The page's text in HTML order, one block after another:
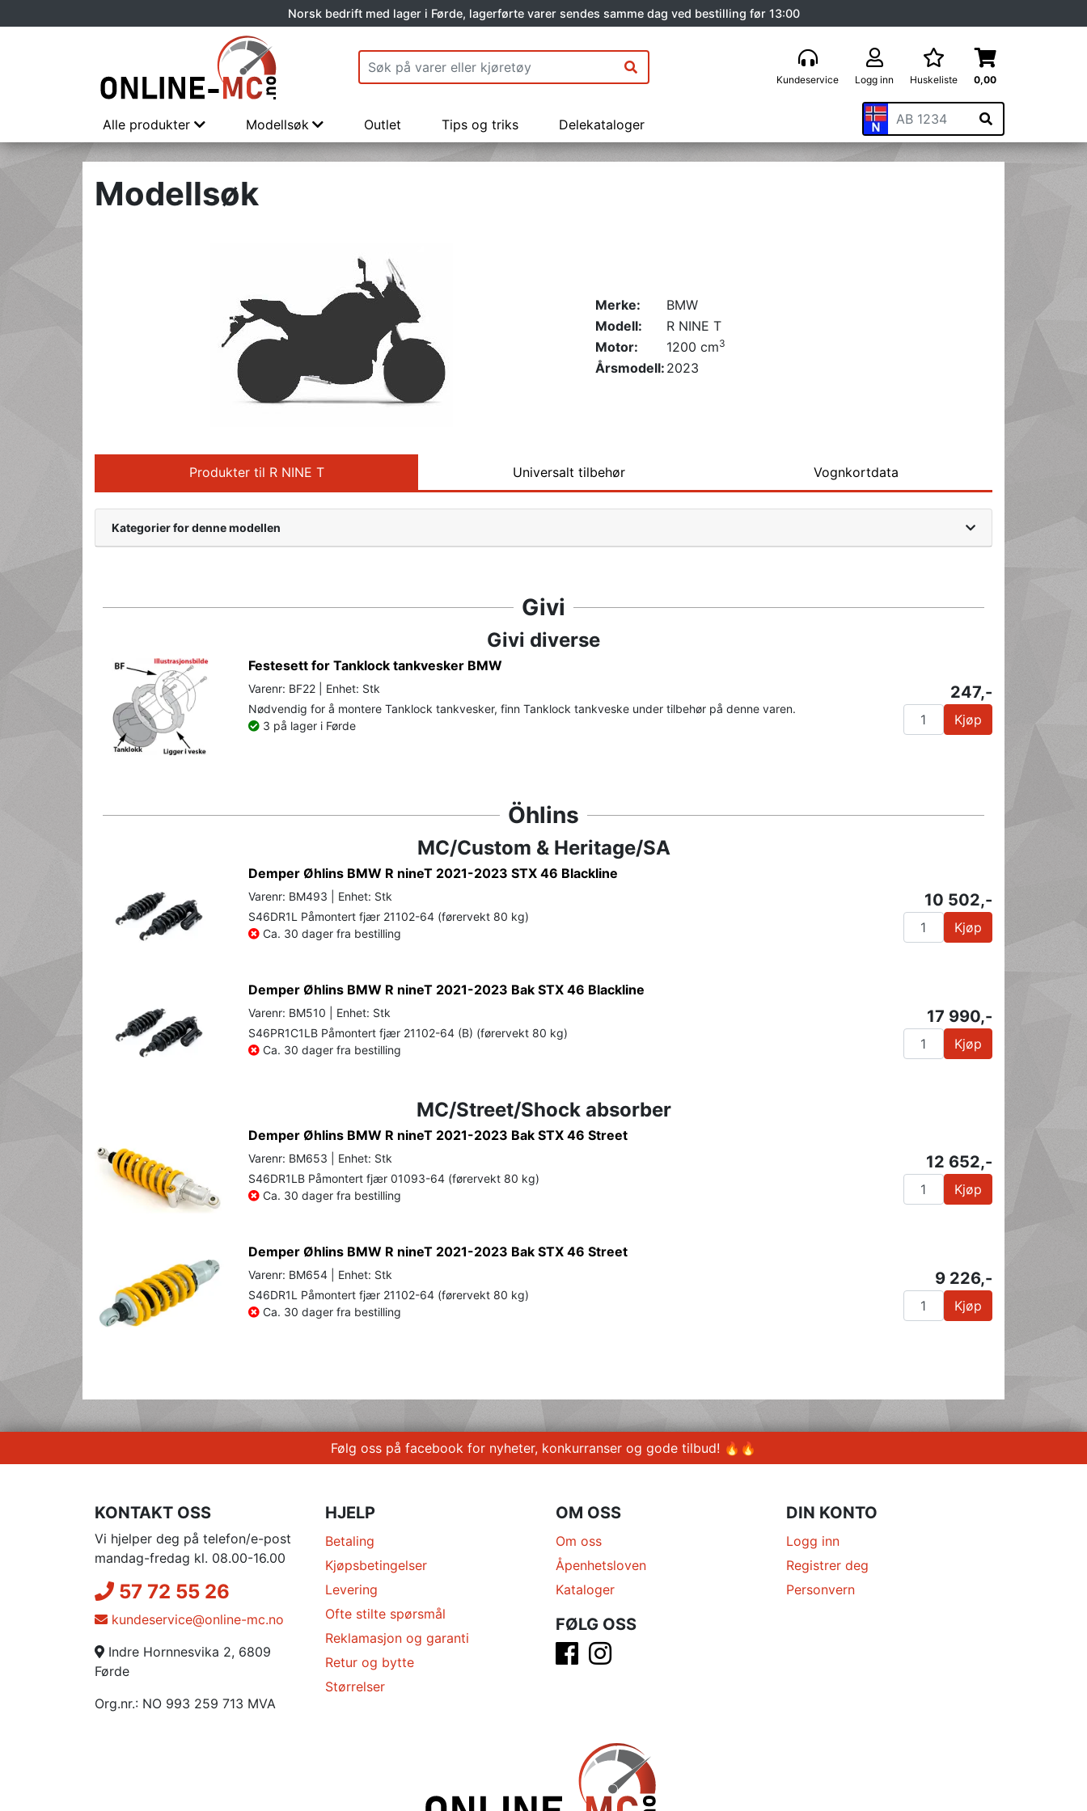
Norsk bedrift med lager i Førde, lagerførte varer sendes samme dag ved bestilling før 13:00
Kundeservice Logg inn Huskeliste 0,00
Alle produkter Modellsøk Outlet Tips og triks Delekataloger
Modellsøk
Merke:
BMW
Modell:
R NINE T
Motor:
1200 cm3
Årsmodell: 2023
Produkter til R NINE T Universalt tilbehør Vognkortdata
Kategorier for denne modellen
Givi
Givi diverse
Festesett for Tanklock tankvesker BMW
Varenr: BF22 | Enhet: Stk
Nødvendig for å montere Tanklock tankvesker, finn Tanklock tankveske under tilbehør på denne varen.
3 på lager i Førde
247,-
Kjøp
Öhlins
MC/Custom & Heritage/SA
Demper Øhlins BMW R nineT 2021-2023 STX 46 Blackline
Varenr: BM493 | Enhet: Stk
S46DR1L Påmontert fjær 21102-64 (førervekt 80 kg)
Ca. 30 dager fra bestilling
10 502,-
Kjøp
Demper Øhlins BMW R nineT 2021-2023 Bak STX 46 Blackline
Varenr: BM510 | Enhet: Stk
S46PR1C1LB Påmontert fjær 21102-64 (B) (førervekt 80 kg)
Ca. 30 dager fra bestilling
17 990,-
Kjøp
MC/Street/Shock absorber
Demper Øhlins BMW R nineT 2021-2023 Bak STX 46 Street
Varenr: BM653 | Enhet: Stk
S46DR1LB Påmontert fjær 01093-64 (førervekt 80 kg)
Ca. 30 dager fra bestilling
12 652,-
Kjøp
Demper Øhlins BMW R nineT 2021-2023 Bak STX 46 Street
Varenr: BM654 | Enhet: Stk
S46DR1L Påmontert fjær 21102-64 (førervekt 80 kg)
Ca. 30 dager fra bestilling
9 226,-
Kjøp
Følg oss på facebook for nyheter, konkurranser og gode tilbud! 🔥🔥
KONTAKT OSS
Vi hjelper deg på telefon/e-post
mandag-fredag kl. 08.00-16.00
57 72 55 26
kundeservice@online-mc.no
Indre Hornnesvika 2, 6809
Førde
Org.nr.: NO 993 259 713 MVA
HJELP
Betaling
Kjøpsbetingelser
Levering
Ofte stilte spørsmål
Reklamasjon og garanti
Retur og bytte
Størrelser
OM OSS
Om oss
Åpenhetsloven
Kataloger
FØLG OSS
DIN KONTO
Logg inn
Registrer deg
Personvern